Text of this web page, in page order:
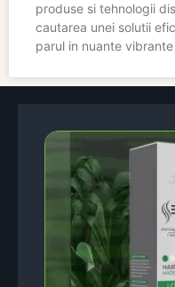
produse si tehnologii
cautarea unei solutii
parul in nuante